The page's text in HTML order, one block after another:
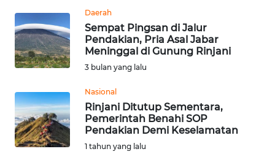
Daerah
Sempat Pingsan di Jalur
Pendakian, Pria Asal Jabar
Meninggal di Gunung Rinjani
3 bulan yang lalu
Nasional
Rinjani Ditutup Sementara,
Pemerintah Benahi SOP
Pendakian Demi Keselamatan
1 tahun yang lalu
INTERNASIONAL
PENDIDIKAN
OLAHRAGA